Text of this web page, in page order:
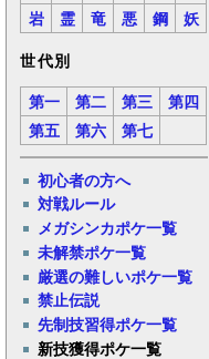
岩
霊 竜 悪 鋼 妖
世代別
第一 第二 第三
第四
第五
第六 第七
初心者の方へ
対戦ルール
メガシンカポケ一覧
未解禁ポケ一覧
厳選の難しいポケ一覧
禁止伝説
先制技習得ポケ一覧
新技獲得ポケ一覧